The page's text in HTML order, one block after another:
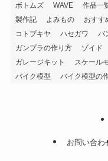
ボトムズ WAVE 作品一
製作記
よみもの おすす
コトブキヤ
ハセガワ バ
ガンプラの作り方
ゾイド
ガレージキット
スケール
バイク模型
バイク模型の
お問い合わ